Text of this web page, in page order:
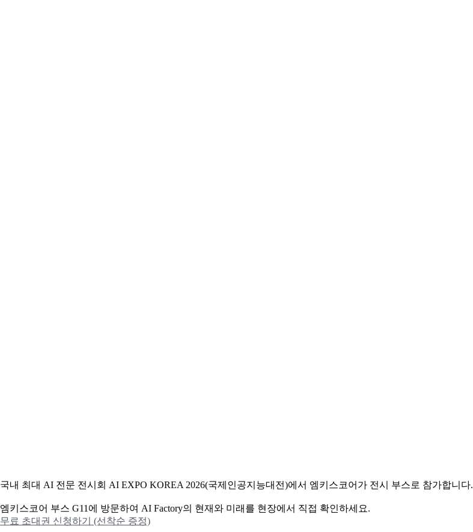
국내 최대 AI 전문 전시회 AI EXPO KOREA 2026(국제인공지능대전)에서 엠키스코어가 전시 부스로 참가합니다.
엠키스코어 부스 G11에 방문하여 AI Factory의 현재와 미래를 현장에서 직접 확인하세요.
무료 초대권 신청하기 (선착순 증정)